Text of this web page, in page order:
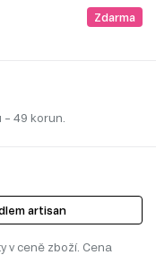
Zdarma
49 korun.
artisan
v ceně zboží. Cena